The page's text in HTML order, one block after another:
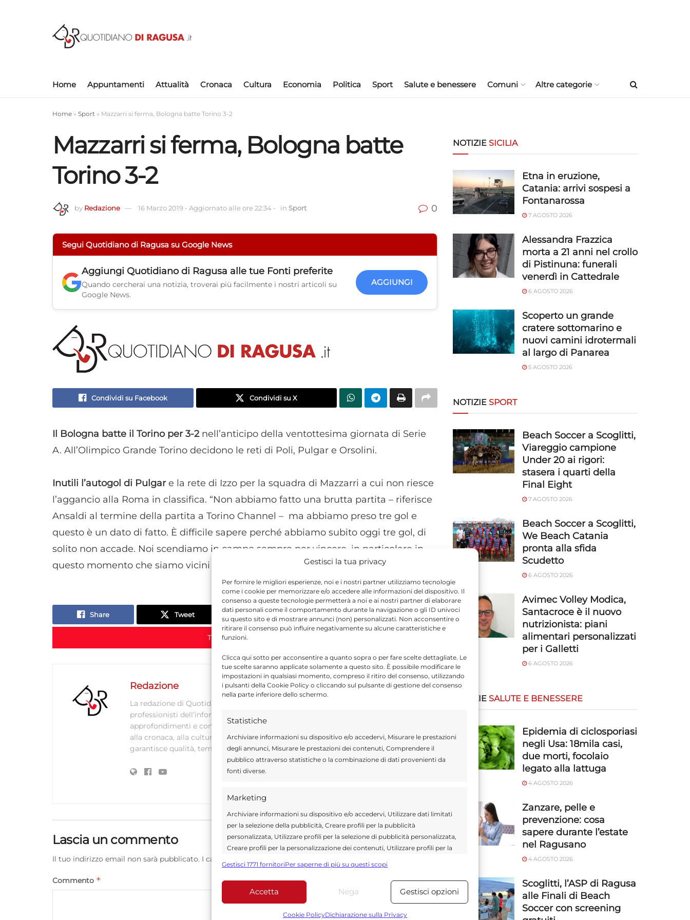
Gestisci la tua privacy
Per fornire le migliori esperienze, noi e i nostri partner utilizziamo tecnologie
come i cookie per memorizzare e/o accedere alle informazioni del dispositivo. Il
consenso a queste tecnologie permetterà a noi e ai nostri partner di elaborare
dati personali come il comportamento durante la navigazione o gli ID univoci
su questo sito e di mostrare annunci (non) personalizzati. Non acconsentire o
ritirare il consenso può influire negativamente su alcune caratteristiche e
funzioni.
Clicca qui sotto per acconsentire a quanto sopra o per fare scelte dettagliate. Le
tue scelte saranno applicate solamente a questo sito. È possibile modificare le
impostazioni in qualsiasi momento, compreso il ritiro del consenso, utilizzando
i pulsanti della Cookie Policy o cliccando sul pulsante di gestione del consenso
nella parte inferiore dello schermo.
Statistiche
Archiviare informazioni su dispositivo e/o accedervi, Misurare le prestazioni
degli annunci, Misurare le prestazioni dei contenuti, Comprendere il
pubblico attraverso statistiche o la combinazione di dati provenienti da
fonti diverse.
Marketing
Archiviare informazioni su dispositivo e/o accedervi, Utilizzare dati limitati
per la selezione della pubblicità, Creare profili per la pubblicità
personalizzata, Utilizzare profili per la selezione di pubblicità personalizzata,
Creare profili per la personalizzazione dei contenuti, Utilizzare profili per la
Utilizzare dati limitati per la selezione dei contenuti.
Funzionalità Sempre attivo
Abbinare e combinare dati provenienti da altre fonti di dati,
Gestisci 1771 fornitoriPer saperne di più su questi scopi
Accetta Nega Gestisci opzioni
Cookie PolicyDichiarazione sulla Privacy
Home Appuntamenti Attualità Cronaca Cultura Economia Politica Sport Salute e benessere Comuni Altre categorie
Home » Sport » Mazzarri si ferma, Bologna batte Torino 3-2
Mazzarri si ferma, Bologna batte
Torino 3-2
by Redazione 16 Marzo 2019 - Aggiornato alle ore 22:34 - in Sport 0
Segui Quotidiano di Ragusa su Google News
Aggiungi Quotidiano di Ragusa alle tue Fonti preferite
Quando cercherai una notizia, troverai più facilmente i nostri articoli su
Google News.
AGGIUNGI
Condividi su Facebook Condividi su X
Il Bologna batte il Torino per 3-2nell’anticipo della ventottesima giornata di Serie
A. All’Olimpico Grande Torino decidono le reti di Poli, Pulgar e Orsolini.
Inutili l’autogol di Pulgare la rete di Izzo per la squadra di Mazzarri a cui non riesce
l’aggancio alla Roma in classifica. “Non abbiamo fatto una brutta partita – riferisce
Ansaldi al termine della partita a Torino Channel – ma abbiamo preso tre gol e
questo è un dato di fatto. È difficile sapere perché abbiamo subito oggi tre gol, di
solito non accade. Noi scendiamo in campo sempre per vincere, in particolare in
questo momento che siamo vicini al nostro obiettivo”.
Share Tweet Send Share
TORNA IN SPORT
Redazione
La redazione di Quotidianodiragusa.it è composta da giornalisti, collaboratori e
professionisti dell’informazione che ogni giorno lavorano per offrire notizie,
approfondimenti e contenuti accurati dedicati alla Sicilia, all’attualità, alla politica,
alla cronaca, alla cultura e allo sport. Un team dinamico e indipendente che
garantisce qualità, tempestività e affidabilità.
Lascia un commento
Il tuo indirizzo email non sarà pubblicato. I campi obbligatori sono contrassegnati
Commento *
NOTIZIE SICILIA
Etna in eruzione,
Catania: arrivi sospesi a
Fontanarossa
7 AGOSTO 2026
Alessandra Frazzica
morta a 21 anni nel crollo
di Pistinuna: funerali
venerdì in Cattedrale
6 AGOSTO 2026
Scoperto un grande
cratere sottomarino e
nuovi camini idrotermali
al largo di Panarea
5 AGOSTO 2026
NOTIZIE SPORT
Beach Soccer a Scoglitti,
Viareggio campione
Under 20 ai rigori:
stasera i quarti della
Final Eight
7 AGOSTO 2026
Beach Soccer a Scoglitti,
We Beach Catania
pronta alla sfida
Scudetto
6 AGOSTO 2026
Avimec Volley Modica,
Santacroce è il nuovo
nutrizionista: piani
alimentari personalizzati
per i Galletti
6 AGOSTO 2026
NOTIZIE SALUTE E BENESSERE
Epidemia di ciclosporiasi
negli Usa: 18mila casi,
due morti, focolaio
legato alla lattuga
4 AGOSTO 2026
Zanzare, pelle e
prevenzione: cosa
sapere durante l’estate
nel Ragusano
4 AGOSTO 2026
Scoglitti, l’ASP di Ragusa
alle Finali di Beach
Soccer con screening